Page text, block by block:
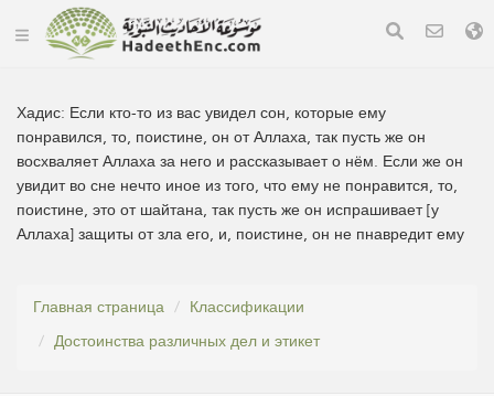
Хадис: Если кто-то из вас увидел сон, которые ему
понравился, то, поистине, он от Аллаха, так пусть же он
восхваляет Аллаха за него и рассказывает о нём. Если же он
увидит во сне нечто иное из того, что ему не понравится, то,
поистине, это от шайтана, так пусть же он испрашивает [у
Аллаха] защиты от зла его, и, поистине, он не пнавредит ему
Главная страница
Классификации
Достоинства различных дел и этикет